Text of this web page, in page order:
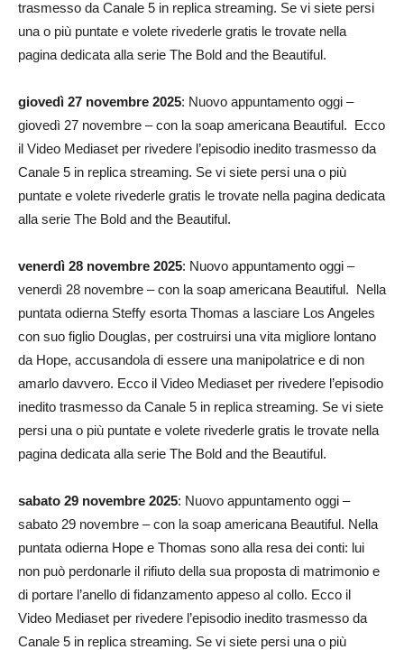
trasmesso da Canale 5 in replica streaming. Se vi siete persi
una o più puntate e volete rivederle gratis le trovate nella
pagina dedicata alla serie The Bold and the Beautiful.
giovedì 27 novembre 2025: Nuovo appuntamento oggi –
giovedì 27 novembre – con la soap americana Beautiful. Ecco
il Video Mediaset per rivedere l’episodio inedito trasmesso da
Canale 5 in replica streaming. Se vi siete persi una o più
puntate e volete rivederle gratis le trovate nella pagina dedicata
alla serie The Bold and the Beautiful.
venerdì 28 novembre 2025: Nuovo appuntamento oggi –
venerdì 28 novembre – con la soap americana Beautiful. Nella
puntata odierna Steffy esorta Thomas a lasciare Los Angeles
con suo figlio Douglas, per costruirsi una vita migliore lontano
da Hope, accusandola di essere una manipolatrice e di non
amarlo davvero. Ecco il Video Mediaset per rivedere l’episodio
inedito trasmesso da Canale 5 in replica streaming. Se vi siete
persi una o più puntate e volete rivederle gratis le trovate nella
pagina dedicata alla serie The Bold and the Beautiful.
sabato 29 novembre 2025: Nuovo appuntamento oggi –
sabato 29 novembre – con la soap americana Beautiful. Nella
puntata odierna Hope e Thomas sono alla resa dei conti: lui
non può perdonarle il rifiuto della sua proposta di matrimonio e
di portare l’anello di fidanzamento appeso al collo. Ecco il
Video Mediaset per rivedere l’episodio inedito trasmesso da
Canale 5 in replica streaming. Se vi siete persi una o più